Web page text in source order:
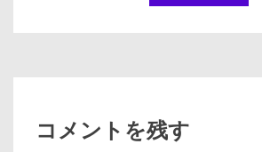
コメントを残す